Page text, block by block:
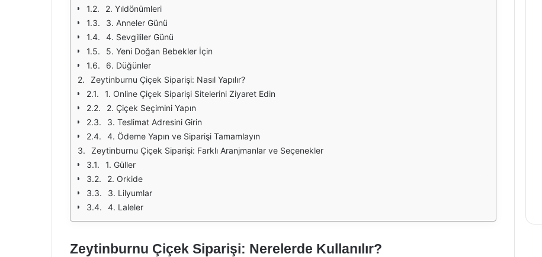
2. Yıldönümleri
3. Anneler Günü
4. Sevgililer Günü
5. Yeni Doğan Bebekler İçin
6. Düğünler
Zeytinburnu Çiçek Siparişi: Nasıl Yapılır?
1. Online Çiçek Siparişi Sitelerini Ziyaret Edin
2. Çiçek Seçimini Yapın
3. Teslimat Adresini Girin
4. Ödeme Yapın ve Siparişi Tamamlayın
Zeytinburnu Çiçek Siparişi: Farklı Aranjmanlar ve Seçenekler
1. Güller
2. Orkide
3. Lilyumlar
4. Laleler
Zeytinburnu Çiçek Siparişi: Nerelerde Kullanılır?